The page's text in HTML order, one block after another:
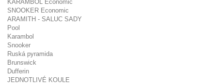
KARAMBOL Economic
SNOOKER Economic
ARAMITH - SALUC SADY
Pool
Karambol
Snooker
Ruská pyramida
Brunswick
Dufferin
JEDNOTLIVÉ KOULE